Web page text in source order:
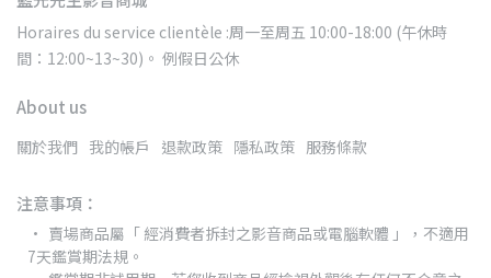
Horaires du service clientèle :周一至周五 10:00-18:00 (午休時
間：12:00~13~30)。 例假日公休
About us
關於我們 我的帳戶 退款政策 隱私政策 服務條款
注意事項：
賣場商品屬「 經消費者拆封之影音商品或電腦軟體 」，不適用
7天鑑賞期法規。